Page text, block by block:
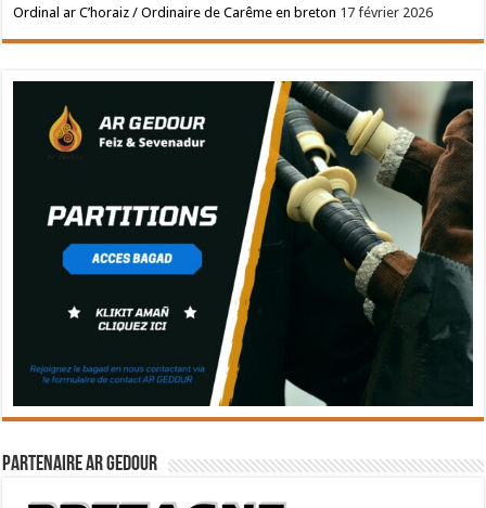
Ordinal ar C’horaiz / Ordinaire de Carême en breton 17 février 2026
Partenaire Ar Gedour